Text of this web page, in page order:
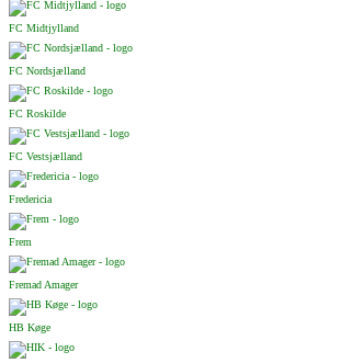
FC Midtjylland
FC Nordsjælland
FC Roskilde
FC Vestsjælland
Fredericia
Frem
Fremad Amager
HB Køge